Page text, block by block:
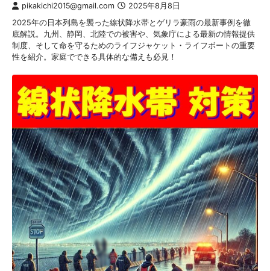
pikakichi2015@gmail.com 2025年8月8日
2025年の日本列島を襲った線状降水帯とゲリラ豪雨の最新事例を徹
底解説。九州、静岡、北陸での被害や、気象庁による最新の情報提供
制度、そして命を守るためのライフジャケット・ライフボートの重要
性を紹介。家庭でできる具体的な備えも必見！